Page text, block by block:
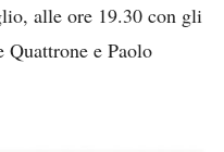
alle ore 19.30 con gli
e Paolo